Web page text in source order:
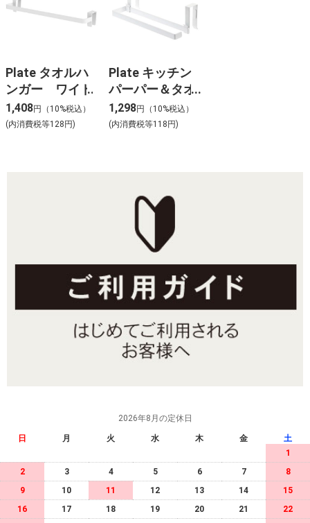
Plate タオルハ
ンガー ワイド
1,408円（10%税込）
(内消費税等128円)
Plate キッチン
パーパー＆タオ
ルハンガー
1,298円（10%税込）
(内消費税等118円)
2026年8月の定休日
日 月 火 水 木 金
土
1
2
3 4 5 6 7
8
9
10 11 12 13 14
15
16
17 18 19 20 21
22